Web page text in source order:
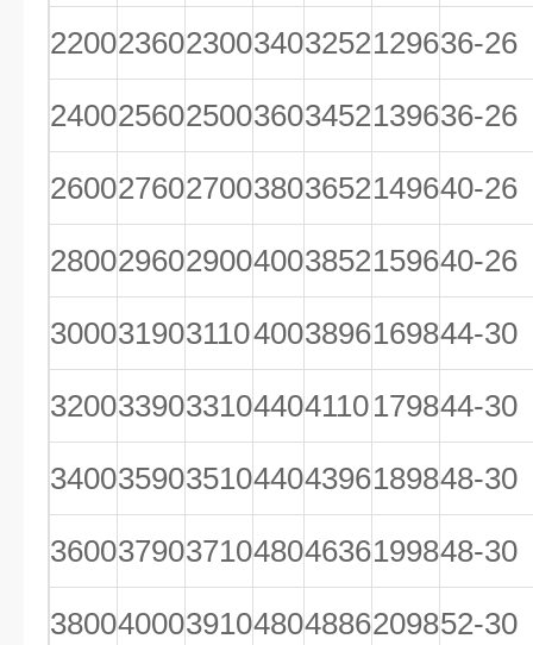
2200236023003403252129636-26
2400256025003603452139636-26
2600276027003803652149640-26
2800296029004003852159640-26
3000319031104003896169844-30
3200339033104404110179844-30
3400359035104404396189848-30
3600379037104804636199848-30
3800400039104804886209852-30